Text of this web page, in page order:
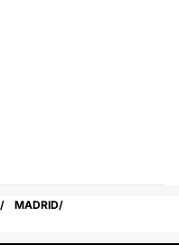
MADRID